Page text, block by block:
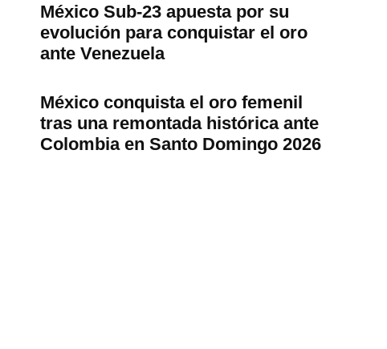
México Sub-23 apuesta por su
evolución para conquistar el oro
ante Venezuela
México conquista el oro femenil
tras una remontada histórica ante
Colombia en Santo Domingo 2026